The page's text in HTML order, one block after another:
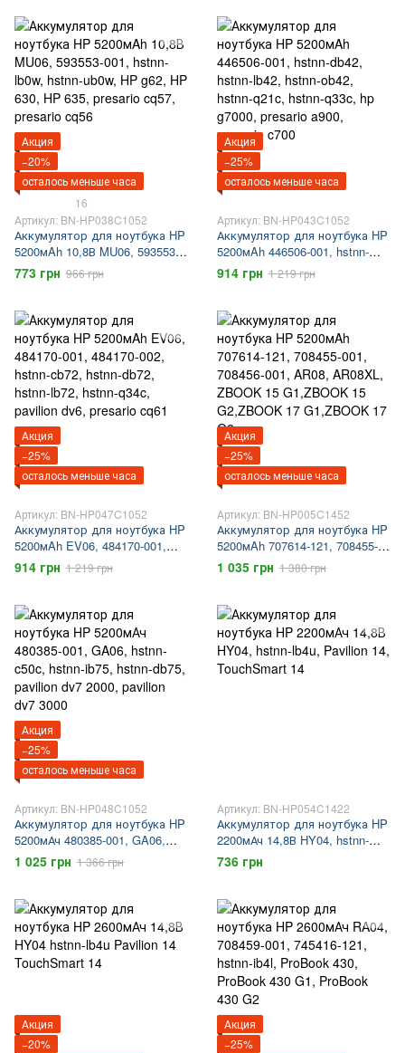
Акция
−20%
осталось меньше часа
16
Артикул: BN-HP038C1052
Аккумулятор для ноутбука HP
5200мAh 10,8В MU06, 593553-
001, hstnn-lb0w, hstnn-ub0w, HP
g62, HP 630, HP 635, presario
773 грн 966 грн
Акция
−25%
осталось меньше часа
Артикул: BN-HP043C1052
Аккумулятор для ноутбука HP
5200мAh 446506-001, hstnn-
db42, hstnn-lb42, hstnn-ob42,
hstnn-q21c, hstnn-q33c, hp
c700
914 грн 1 219 грн
Акция
−25%
осталось меньше часа
Артикул: BN-HP047C1052
Аккумулятор для ноутбука HP
5200мAh EV06, 484170-001,
484170-002, hstnn-cb72, hstnn-
db72, hstnn-lb72, hstnn-q34c,
914 грн 1 219 грн
Акция
−25%
осталось меньше часа
Артикул: BN-HP005C1452
Аккумулятор для ноутбука HP
5200мAh 707614-121, 708455-
001, 708456-001, AR08,
AR08XL, ZBOOK 15 G1,ZBOOK
G2
1 035 грн 1 380 грн
Акция
−25%
осталось меньше часа
Артикул: BN-HP048C1052
Аккумулятор для ноутбука HP
5200мАч 480385-001, GA06,
hstnn-c50c, hstnn-ib75, hstnn-
db75, pavilion dv7 2000, pavilion
1 025 грн 1 366 грн
Артикул: BN-HP054C1422
Аккумулятор для ноутбука HP
2200мАч 14,8В HY04, hstnn-
lb4u, Pavilion 14, TouchSmart 14
736 грн
Акция
−20%
Акция
−25%